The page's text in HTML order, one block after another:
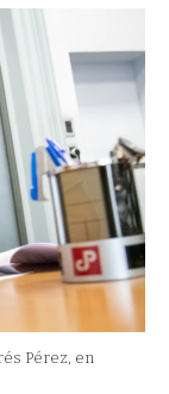
Pérez, en